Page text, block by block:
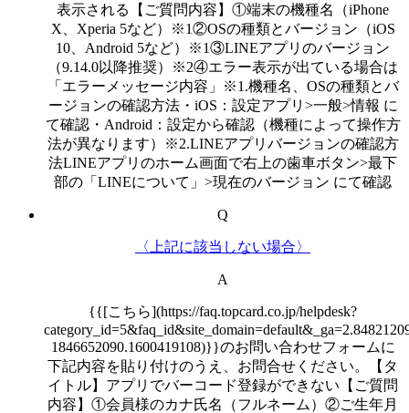
表示される【ご質問内容】①端末の機種名（iPhone
X、Xperia 5など）※1②OSの種類とバージョン（iOS
10、Android 5など）※1③LINEアプリのバージョン
（9.14.0以降推奨）※2④エラー表示が出ている場合は
「エラーメッセージ内容」※1.機種名、OSの種類とバ
ージョンの確認方法・iOS：設定アプリ>一般>情報 に
て確認・Android：設定から確認（機種によって操作方
法が異なります）※2.LINEアプリバージョンの確認方
法LINEアプリのホーム画面で右上の歯車ボタン>最下
部の「LINEについて」>現在のバージョン にて確認
Q
〈上記に該当しない場合〉
A
{{[こちら](https://faq.topcard.co.jp/helpdesk?
1846652090.1600419108)}}のお問い合わせフォームに
下記内容を貼り付けのうえ、お問合せください。【タ
イトル】アプリでバーコード登録ができない【ご質問
内容】①会員様のカナ氏名（フルネーム）②ご生年月